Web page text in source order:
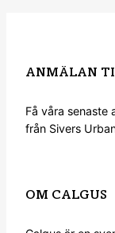
ANMÄLAN
Få våra senaste
från Sivers
OM CALGUS